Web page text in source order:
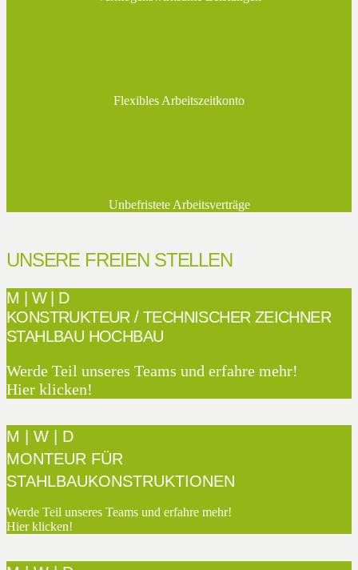
Flexibles Arbeitszeitkonto
Unbefristete Arbeitsverträge
UNSERE FREIEN STELLEN
M | W | D
KONSTRUKTEUR / TECHNISCHER ZEICHNER
STAHLBAU HOCHBAU
Werde Teil unseres Teams und erfahre mehr!
Hier klicken!
M | W | D
MONTEUR FÜR
STAHLBAUKONSTRUKTIONEN
Werde Teil unseres Teams und erfahre mehr!
Hier klicken!